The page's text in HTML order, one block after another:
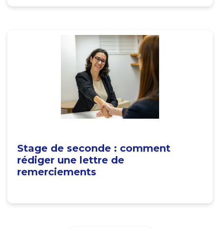
Stage de seconde : comment
rédiger une lettre de
remerciements